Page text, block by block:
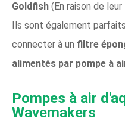
Goldfish (En raison de
Ils sont également
connecter à un filtre
alimentés par pompe à
Pompes à air
Wavemakers